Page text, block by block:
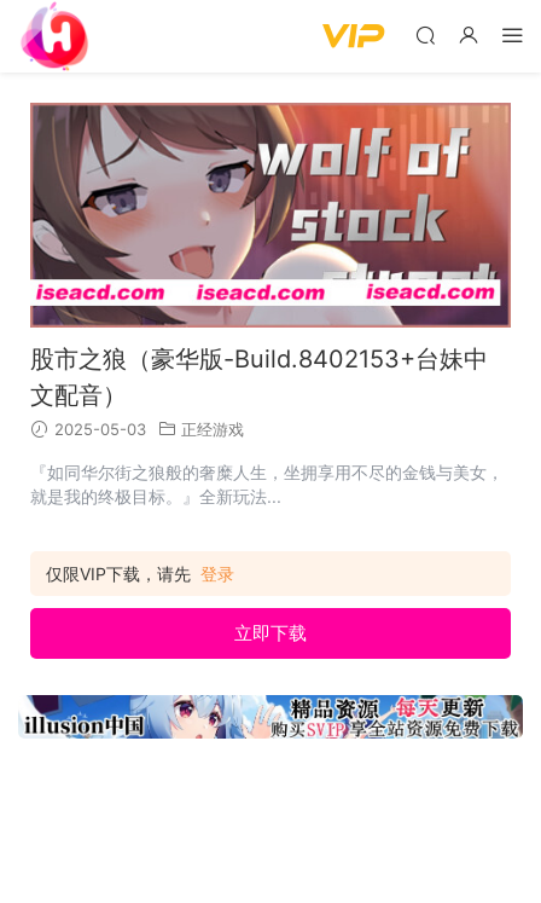
股市之狼（豪华版-Build.8402153+台妹中
文配音）
2025-05-03 正经游戏
『如同华尔街之狼般的奢糜人生，坐拥享用不尽的金钱与美女，
就是我的终极目标。』全新玩法...
仅限VIP下载，请先 登录
立即下载